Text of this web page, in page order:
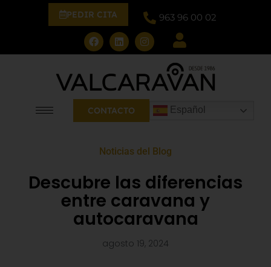
PEDIR CITA 963 96 00 02
CONTACTO Español
Noticias del Blog
Descubre las diferencias
entre caravana y
autocaravana
agosto 19, 2024